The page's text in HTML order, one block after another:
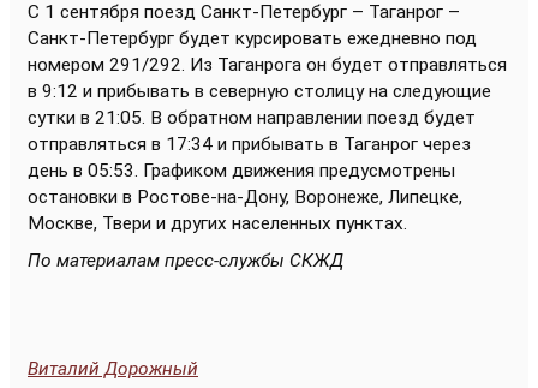
С 1 сентября поезд Санкт-Петербург – Таганрог –
Санкт-Петербург будет курсировать ежедневно под
номером 291/292. Из Таганрога он будет отправляться
в 9:12 и прибывать в северную столицу на следующие
сутки в 21:05. В обратном направлении поезд будет
отправляться в 17:34 и прибывать в Таганрог через
день в 05:53. Графиком движения предусмотрены
остановки в Ростове-на-Дону, Воронеже, Липецке,
Москве, Твери и других населенных пунктах.
По материалам пресс-службы СКЖД
Виталий Дорожный